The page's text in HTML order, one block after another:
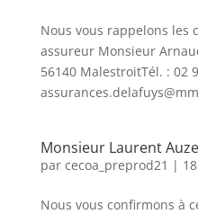
Nous vous rappelons les
assureur Monsieur
56140 MalestroitTél. : 02
Monsieur Laurent
par cecoa_preprod21 |
Nous vous confirmons à